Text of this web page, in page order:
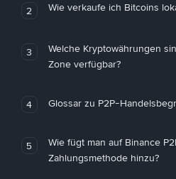
2 Wie verkaufe ich Bitcoins
3
Welche Kryptowährungen
Zone verfügbar?
4 Glossar zu P2P-
5
Wie fügt man auf Binance
Zahlungsmethode hinzu?